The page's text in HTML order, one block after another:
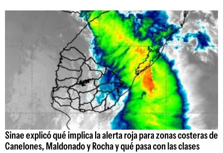
Sinae explicó qué implica la alerta roja para zonas costeras de
Canelones, Maldonado y Rocha y qué pasa con las clases